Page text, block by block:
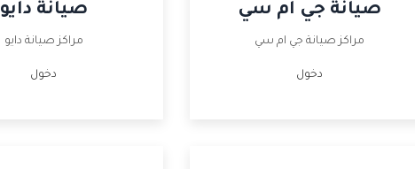
صيانة جي ام سي
مراكز صيانة جي ام سي
دخول
صيانة دايو
مراكز صيانة دايو
دخول